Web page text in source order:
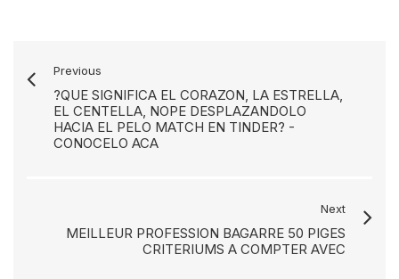
Previous
?QUE SIGNIFICA EL CORAZON, LA ESTRELLA,
EL CENTELLA, NOPE DESPLAZANDOLO
HACIA EL PELO MATCH EN TINDER? -
CONOCELO ACA
Next
MEILLEUR PROFESSION BAGARRE 50 PIGES
CRITERIUMS A COMPTER AVEC